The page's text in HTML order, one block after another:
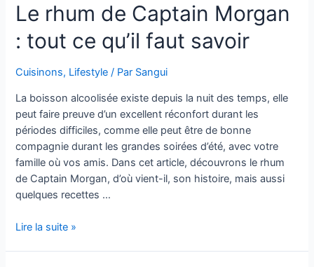
sites
de
jeux
en
Le rhum de Captain Morgan
: tout ce qu’il faut savoir
Cuisinons, Lifestyle / Par Sangui
La boisson alcoolisée existe depuis la nuit des temps, elle
peut faire preuve d’un excellent réconfort durant les
périodes difficiles, comme elle peut être de bonne
compagnie durant les grandes soirées d’été, avec votre
famille où vos amis. Dans cet article, découvrons le rhum
de Captain Morgan, d’où vient-il, son histoire, mais aussi
quelques recettes …
Le
Lire la suite »